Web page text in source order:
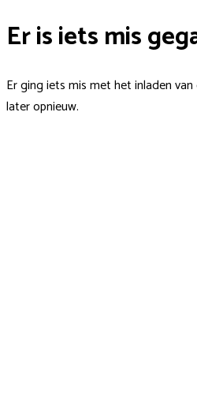
Er is iets mis
Er ging iets mis met het inladen
later opnieuw.